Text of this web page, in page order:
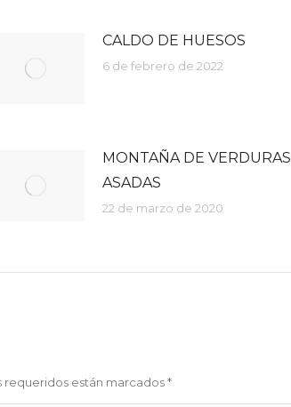
CALDO DE HUESOS
6 de febrero de 2022
MONTAÑA DE VERDURAS
ASADAS
22 de marzo de 2020
están marcados*